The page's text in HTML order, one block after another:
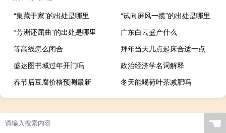
“集藏于家”的出处是哪里
“试向屏风一揽”的出处是哪里
“芳洲还屈曲”的出处是哪里
广东白云盛产什么
等高线怎么闭合
拜年当天几点起床合适一点
盛达图书城过年开门吗
政治经济学名词解释
春节后豆腐价格预测最新
冬天能喝荷叶茶减肥吗
☚